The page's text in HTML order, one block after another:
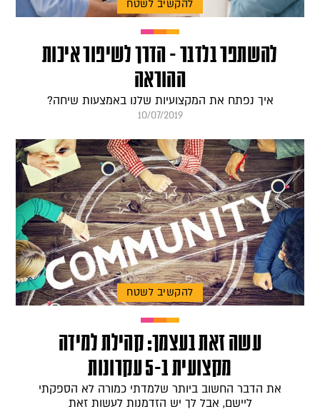
להקשיב לשטח
להשתפר בלדבר - הדרך לשיפור איכות
ההוראה
איך נפתח את המקצועיות שלנו באמצעות שיחה?
10/07/2019
להקשיב לשטח
עשה זאת בעצמך: קהילת למידה
מקצועית ב-5 עקרונות
את הדבר החשוב ביותר שלמדתי כמורה לא הספקתי
ליישם, אבל לך יש הזדמנות לעשות זאת